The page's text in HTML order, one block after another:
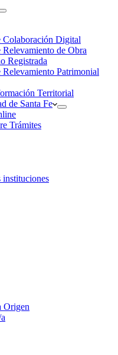
Colaboración Digital
de Obra
Registrada
Patrimonial
Territorial
de Santa Fe
Trámites
instituciones
Origen